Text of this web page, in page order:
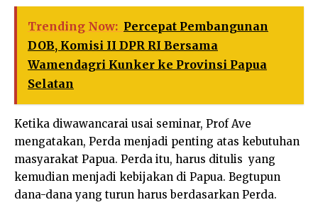
Trending Now: Percepat Pembangunan
DOB, Komisi II DPR RI Bersama
Wamendagri Kunker ke Provinsi Papua
Selatan
Ketika diwawancarai usai seminar, Prof Ave
mengatakan, Perda menjadi penting atas kebutuhan
masyarakat Papua. Perda itu, harus ditulis yang
kemudian menjadi kebijakan di Papua. Begtupun
dana-dana yang turun harus berdasarkan Perda.